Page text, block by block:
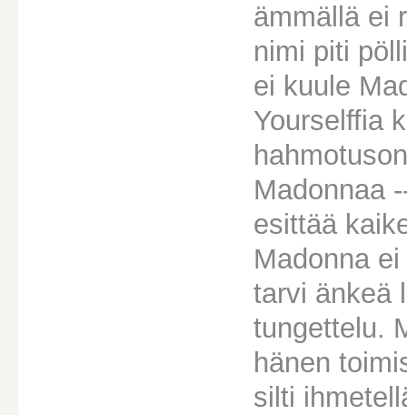
ämmällä ei
nimi piti
ei kuule
Yourselffia
Madonnaa
esittää
Madonna
tarvi änkeä
tungettelu.
hänen
silti